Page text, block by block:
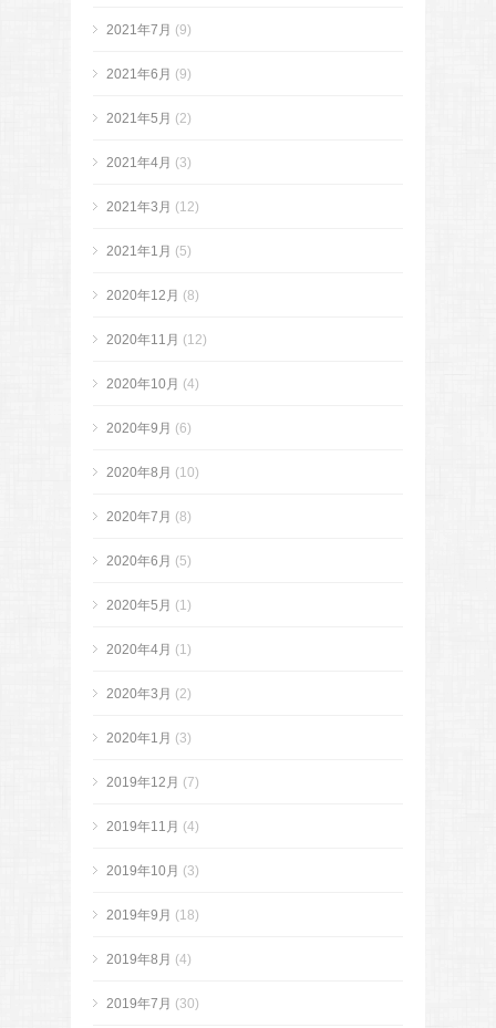
2021年7月 (9)
2021年6月 (9)
2021年5月 (2)
2021年4月 (3)
2021年3月 (12)
2021年1月 (5)
2020年12月 (8)
2020年11月 (12)
2020年10月 (4)
2020年9月 (6)
2020年8月 (10)
2020年7月 (8)
2020年6月 (5)
2020年5月 (1)
2020年4月 (1)
2020年3月 (2)
2020年1月 (3)
2019年12月 (7)
2019年11月 (4)
2019年10月 (3)
2019年9月 (18)
2019年8月 (4)
2019年7月 (30)